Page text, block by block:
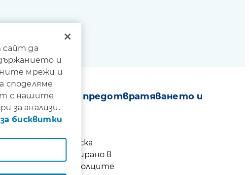
посветена на предотвратяването и
в доброволческа
беше реализирано в
на доброволците
сайт да
и
мрежи и
споделяме
с нашите
за анализи.
бисквитки